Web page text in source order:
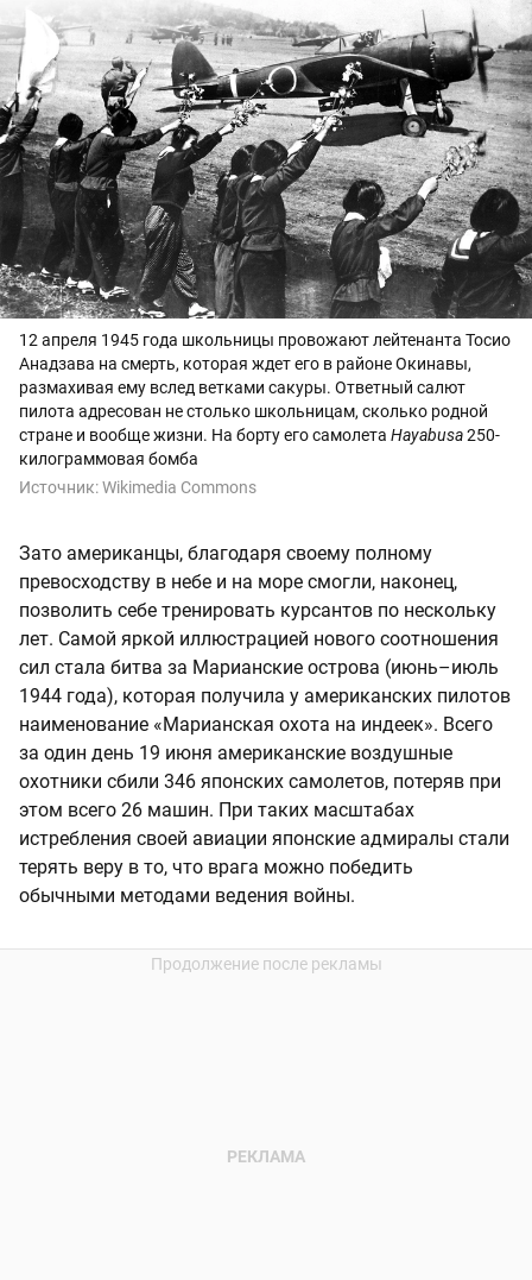
12 апреля 1945 года школьницы провожают лейтенанта Тосио
Анадзава на смерть, которая ждет его в районе Окинавы,
размахивая ему вслед ветками сакуры. Ответный салют
пилота адресован не столько школьницам, сколько родной
стране и вообще жизни. На борту его самолета Hayabusa250-
килограммовая бомба
Источник:Wikimedia Commons
Зато американцы, благодаря своему полному
превосходству в небе и на море смогли, наконец,
позволить себе тренировать курсантов по нескольку
лет. Самой яркой иллюстрацией нового соотношения
сил стала битва за Марианские острова (июнь–июль
1944 года), которая получила у американских пилотов
наименование «Марианская охота на индеек». Всего
за один день 19 июня американские воздушные
охотники сбили 346 японских самолетов, потеряв при
этом всего 26 машин. При таких масштабах
истребления своей авиации японские адмиралы стали
терять веру в то, что врага можно победить
обычными методами ведения войны.